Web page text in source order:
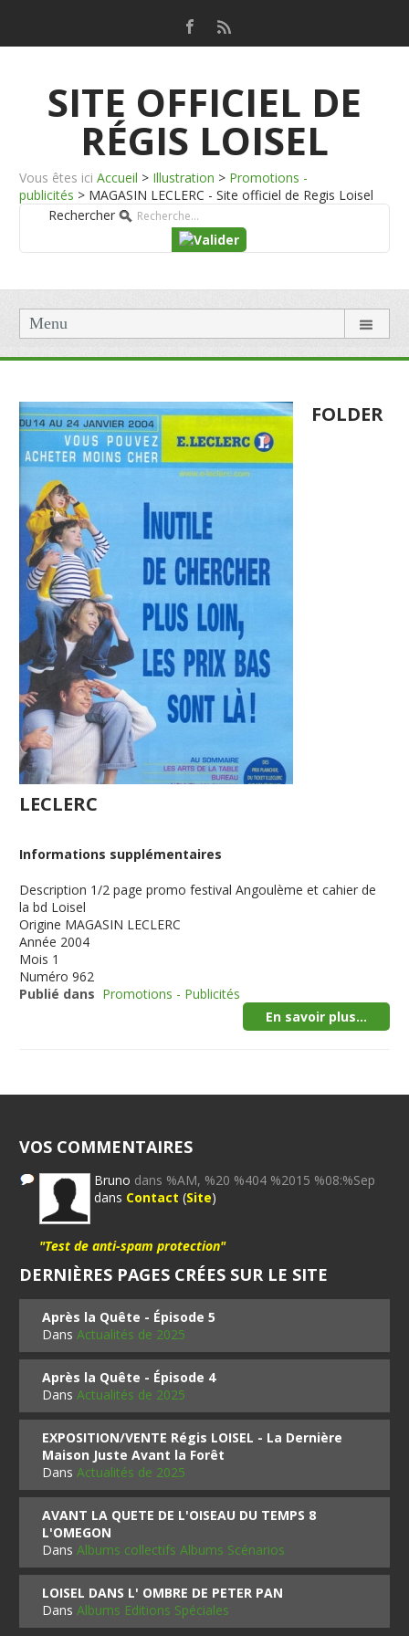
SITE OFFICIEL DE
RÉGIS LOISEL
Vous êtes ici Accueil > Illustration > Promotions -
publicités > MAGASIN LECLERC - Site officiel de Regis Loisel
Rechercher
Menu
FOLDER
LECLERC
Informations supplémentaires
Description 1/2 page promo festival Angoulème et cahier de
la bd Loisel
Origine MAGASIN LECLERC
Année 2004
Mois 1
Numéro 962
Publié dans Promotions - Publicités
En savoir plus...
VOS COMMENTAIRES
Bruno dans %AM, %20 %404 %2015 %08:%Sep
dans Contact (Site)
"Test de anti-spam protection"
DERNIÈRES PAGES CRÉES SUR LE SITE
Après la Quête - Épisode 5
DansActualités de 2025
Après la Quête - Épisode 4
DansActualités de 2025
EXPOSITION/VENTE Régis LOISEL - La Dernière
Maison Juste Avant la Forêt
DansActualités de 2025
AVANT LA QUETE DE L'OISEAU DU TEMPS 8
L'OMEGON
DansAlbums collectifs Albums Scénarios
LOISEL DANS L' OMBRE DE PETER PAN
DansAlbums Editions Spéciales